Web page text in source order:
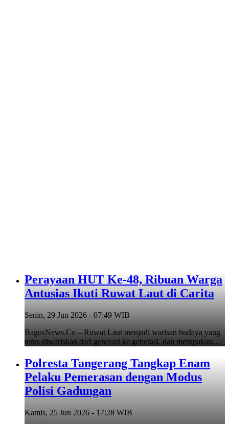
Perayaan HUT Ke-48, Ribuan Warga
Antusias Ikuti Ruwat Laut di Carita
Senin, 29 Jun 2026 - 07:49 WIB
BagusNews.Co – Ruwat Laut menjadi warisan budaya yang
terus diwariskan dari generasi ke generasi, dan merupakan…
Polresta Tangerang Tangkap Enam
Pelaku Pemerasan dengan Modus
Polisi Gadungan
Kamis, 25 Jun 2026 - 17:28 WIB